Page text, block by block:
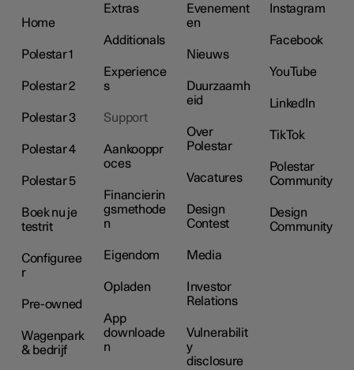
Home
Polestar 1
Polestar 2
Polestar 3
Polestar 4
Polestar 5
Boek nu je
testrit
Configuree
r
Pre-owned
Wagenpark
& bedrijf
Extras
Additionals
Experience
s
Support
Aankooppr
oces
Financierin
gsmethode
n
Eigendom
Opladen
App
downloade
n
Evenement
en
Nieuws
Duurzaamh
eid
Over
Polestar
Vacatures
Design
Contest
Media
Investor
Relations
Vulnerabilit
y
disclosure
Instagram
Facebook
YouTube
LinkedIn
TikTok
Polestar
Community
Design
Community